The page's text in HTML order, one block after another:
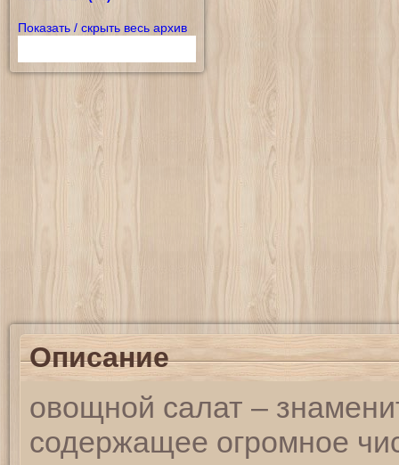
Показать / скрыть весь архив
Описание
овощной салат –
содержащее огромное